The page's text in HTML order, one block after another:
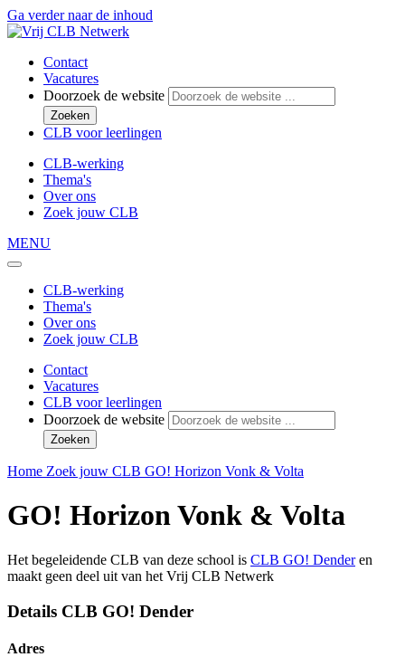
Ga verder naar de inhoud
Contact
Vacatures
Doorzoek de website
Zoeken
CLB voor leerlingen
CLB-werking
Thema's
Over ons
Zoek jouw CLB
MENU
CLB-werking
Thema's
Over ons
Zoek jouw CLB
Contact
Vacatures
CLB voor leerlingen
Doorzoek de website
Zoeken
Home Zoek jouw CLB GO! Horizon Vonk & Volta
GO! Horizon Vonk & Volta
Het begeleidende CLB van deze school is CLB GO! Denderen
maakt geen deel uit van het Vrij CLB Netwerk
Details CLB GO! Dender
Adres